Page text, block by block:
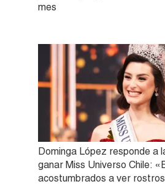
mes
Dominga López responde a
ganar Miss Universo Chile:
acostumbrados a ver